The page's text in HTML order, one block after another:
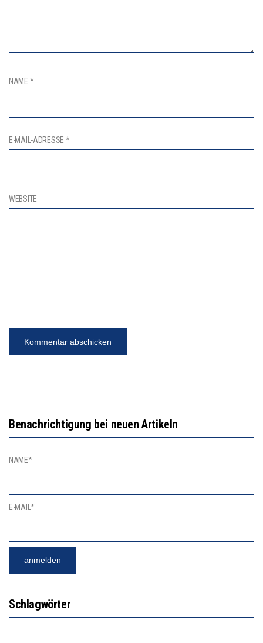
NAME *
E-MAIL-ADRESSE *
WEBSITE
Benachrichtigung bei neuen Artikeln
NAME*
E-MAIL*
Schlagwörter